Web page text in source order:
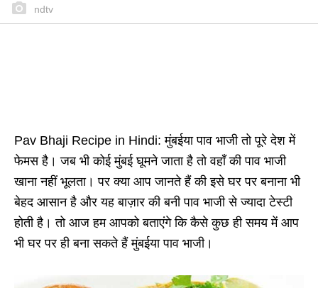
ndtv
Pav Bhaji Recipe in Hindi: मुंबईया पाव भाजी तो पूरे देश में
फेमस है। जब भी कोई मुंबई घूमने जाता है तो वहाँ की पाव भाजी
खाना नहीं भूलता। पर क्या आप जानते हैं की इसे घर पर बनाना भी
बेहद आसान है और यह बाज़ार की बनी पाव भाजी से ज्यादा टेस्टी
होती है। तो आज हम आपको बताएंगे कि कैसे कुछ ही समय में आप
भी घर पर ही बना सकते हैं मुंबईया पाव भाजी।